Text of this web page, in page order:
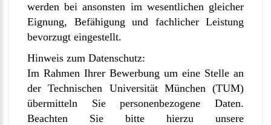
werden bei ansonsten im wesentlichen gleicher
Eignung, Befähigung und fachlicher Leistung
bevorzugt eingestellt.
Hinweis zum Datenschutz:
Im Rahmen Ihrer Bewerbung um eine Stelle an
der Technischen Universität München (TUM)
übermitteln Sie personenbezogene Daten.
Beachten Sie bitte hierzu unsere